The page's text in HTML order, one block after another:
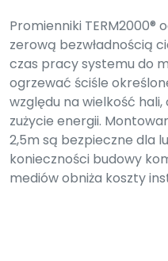
Promienniki TERM2000®
zerową bezwładnością
czas pracy systemu do
ogrzewać ściśle
względu na wielkość
zużycie energii.
2,5m są bezpieczne dla
konieczności budowy
mediów obniża koszty